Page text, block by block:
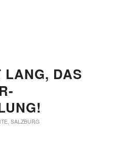
LANG, DAS
, SALZBURG